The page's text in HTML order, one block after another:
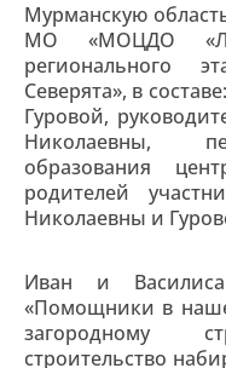
Мурманскую
МО «МОЦДО
регионального
Северята», в
Гуровой,
Николаевны,
образования
родителей
Николаевны и
Иван и
«Помощники в
загородному
строительство